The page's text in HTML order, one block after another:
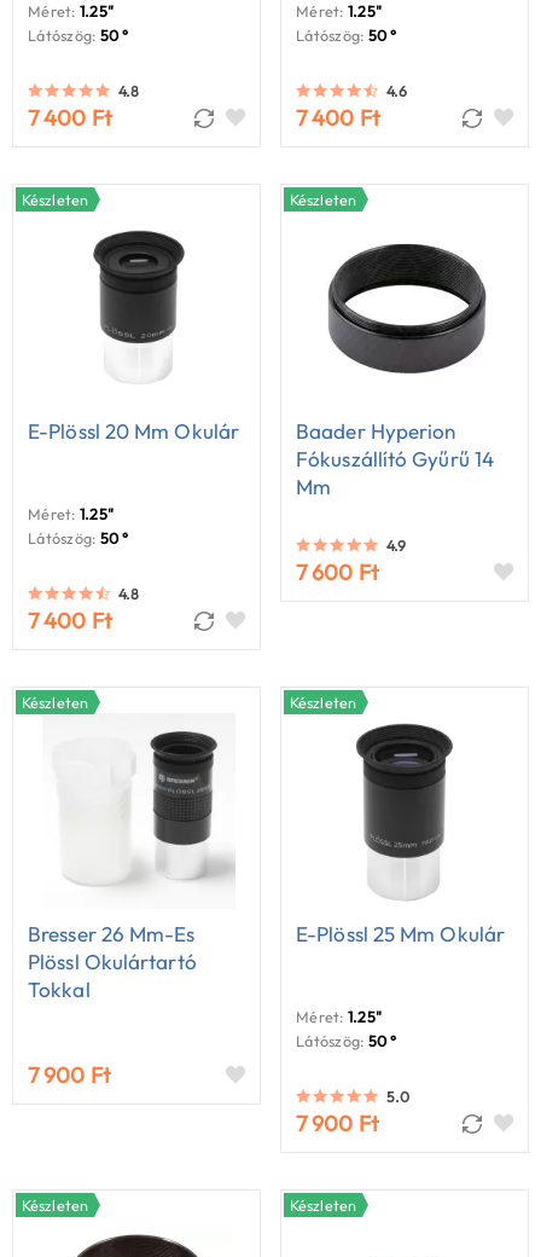
Méret: 1.25"
Látószög: 50 °
4.8
7 400 Ft
Méret: 1.25"
Látószög: 50 °
4.6
7 400 Ft
Készleten
E-Plössl 20 Mm Okulár
Méret: 1.25"
Látószög: 50 °
4.8
7 400 Ft
Készleten
Baader Hyperion
Fókuszállító Gyűrű 14
Mm
4.9
7 600 Ft
Készleten
Bresser 26 Mm-Es
Plössl Okulártartó
Tokkal
7 900 Ft
Készleten
E-Plössl 25 Mm Okulár
Méret: 1.25"
Látószög: 50 °
5.0
7 900 Ft
Készleten Készleten